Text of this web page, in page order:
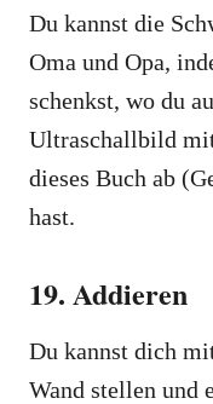
Du kannst die
Oma und Opa,
schenkst, wo du
Ultraschallbild
dieses Buch ab
hast.
19. Addieren
Du kannst dich
Wand stellen und